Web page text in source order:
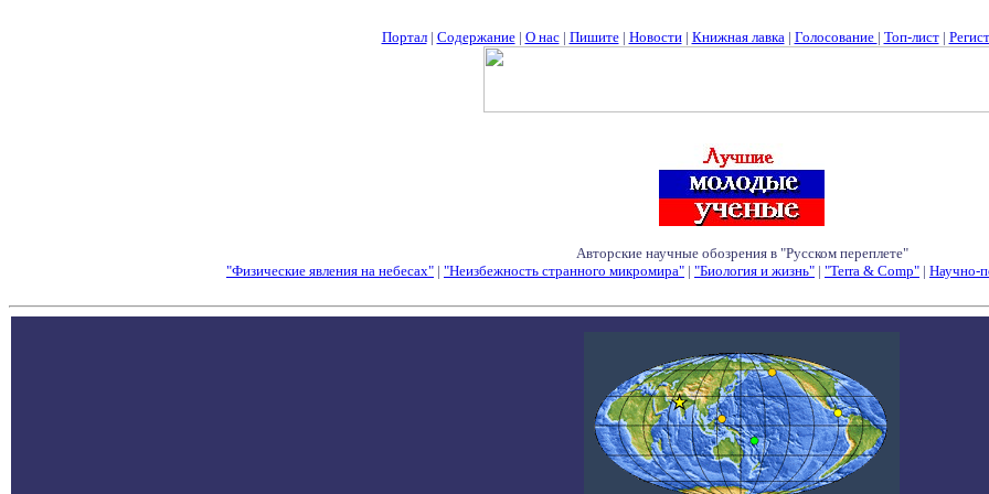
Портал| Содержание| О нас| Пишите| Новости| Книжная лавка| Голосование | Топ-лист|
Авторские научные обозрения в "Русском переплете"
"Физические явления на небесах" | "Неизбежность странного микромира" | "Биология и жизнь" | "Terra & Comp" | Научно-